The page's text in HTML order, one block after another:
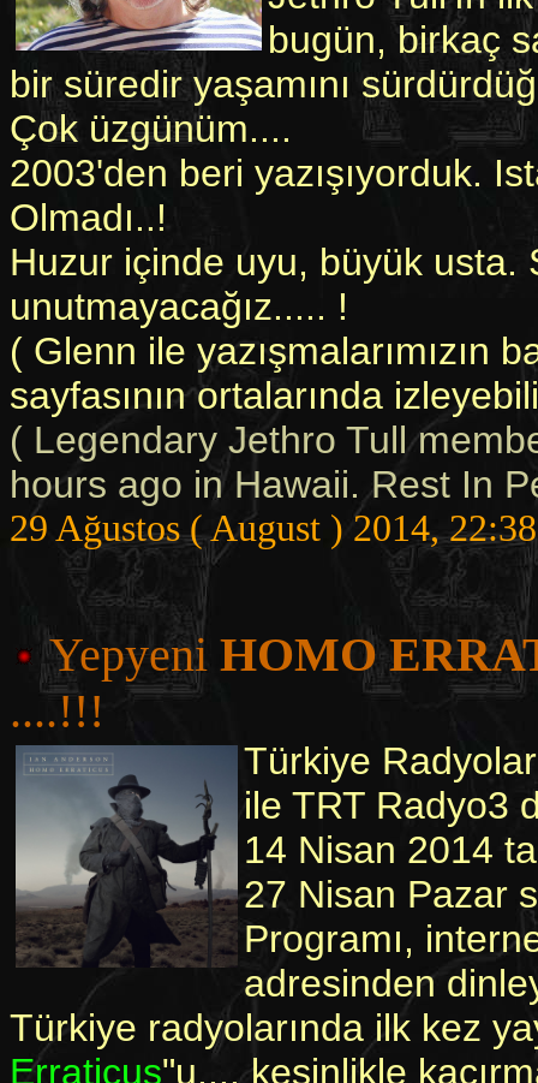
bugün, birkaç
bir süredir yaşamını
Çok üzgünüm....
2003'den beri yazışıyorduk.
Olmadı..!
Huzur içinde uyu, büyük usta.
unutmayacağız..... !
( Glenn ile yazışmalarımızın
sayfasının ortalarında
( Legendary Jethro Tull
hours ago in Hawaii. Rest In
29 Ağustos ( August ) 2014, 22:38
Yepyeni HOMO
....!!!
Türkiye
ile TRT Radyo3
14 Nisan 2014
27 Nisan Pazar
Programı,
adresinden
Türkiye radyolarında ilk kez
Erraticus"u.... kesinlikle